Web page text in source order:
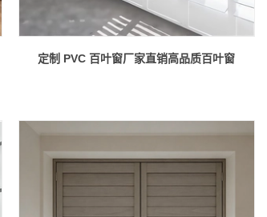
定制 PVC 百叶窗厂家直销高品质百叶窗